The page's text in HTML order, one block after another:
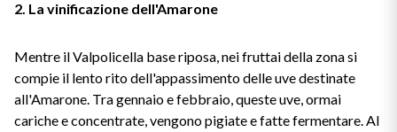
2. La vinificazione dell'Amarone
Mentre il Valpolicella base riposa, nei fruttai della zona si
compie il lento rito dell'appassimento delle uve destinate
all'Amarone. Tra gennaio e febbraio, queste uve, ormai
cariche e concentrate, vengono pigiate e fatte fermentare. Al